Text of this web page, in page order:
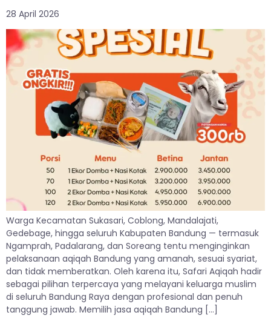
28 April 2026
Warga Kecamatan Sukasari, Coblong, Mandalajati,
Gedebage, hingga seluruh Kabupaten Bandung — termasuk
Ngamprah, Padalarang, dan Soreang tentu menginginkan
pelaksanaan aqiqah Bandung yang amanah, sesuai syariat,
dan tidak memberatkan. Oleh karena itu, Safari Aqiqah hadir
sebagai pilihan terpercaya yang melayani keluarga muslim
di seluruh Bandung Raya dengan profesional dan penuh
tanggung jawab. Memilih jasa aqiqah Bandung […]